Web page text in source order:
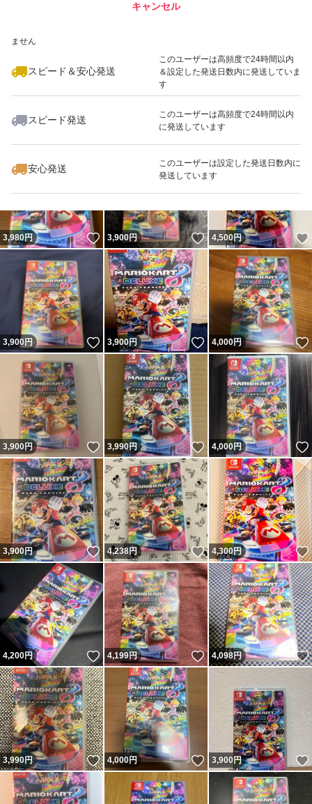
ません
スピード＆安心発送
このユーザーは高頻度で24時間以内
＆設定した発送日数内に発送していま
す
スピード発送
このユーザーは高頻度で24時間以内
に発送しています
安心発送
このユーザーは設定した発送日数内に
発送しています
キャンセル
いいね！
3,900
3,980円 いいね！
3,900円 いいね！
4,500円
3,900円 いいね！
3,900円 いいね！
4,000円
3,900円 いいね！
3,990円 いいね！
4,000円
3,900円 いいね！
4,238円 いいね！
4,300円
4,200円 いいね！
4,199円 いいね！
4,098円
3,990円 いいね！
4,000円 いいね！
3,900円